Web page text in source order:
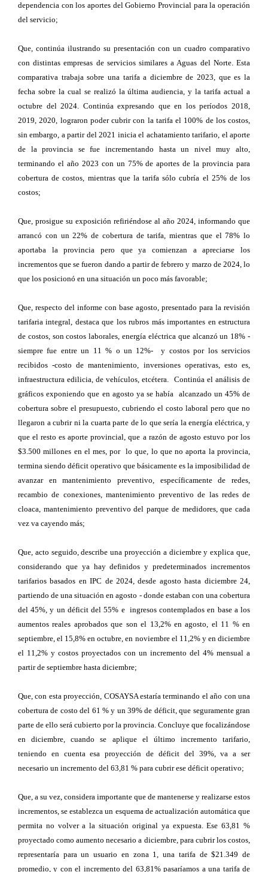
dependencia con los aportes del Gobierno Provincial para la operación
del servicio;
Que, continúa ilustrando su presentación con un cuadro comparativo
con distintas empresas de servicios similares a Aguas del Norte. Esta
comparativa trabaja sobre una tarifa a diciembre de 2023, que es la
fecha sobre la cual se realizó la última audiencia, y la tarifa actual a
octubre del 2024. Continúa expresando que en los períodos 2018,
2019, 2020, lograron poder cubrir con la tarifa el 100% de los costos,
sin embargo, a partir del 2021 inicia el achatamiento tarifario, el aporte
de la provincia se fue incrementando hasta un nivel muy alto,
terminando el año 2023 con un 75% de aportes de la provincia para
cobertura de costos, mientras que la tarifa sólo cubría el 25% de los
costos;
Que, prosigue su exposición refiriéndose al año 2024, informando que
arrancó con un 22% de cobertura de tarifa, mientras que el 78% lo
aportaba la provincia pero que ya comienzan a apreciarse los
incrementos que se fueron dando a partir de febrero y marzo de 2024, lo
que los posicionó en una situación un poco más favorable;
Que, respecto del informe con base agosto, presentado para la revisión
tarifaria integral, destaca que los rubros más importantes en estructura
de costos, son costos laborales, energía eléctrica que alcanzó un 18% -
siempre fue entre un 11 % o un 12%- y costos por los servicios
recibidos -costo de mantenimiento, inversiones operativas, esto es,
infraestructura edilicia, de vehículos, etcétera. Continúa el análisis de
gráficos exponiendo que en agosto ya se había alcanzado un 45% de
cobertura sobre el presupuesto, cubriendo el costo laboral pero que no
llegaron a cubrir ni la cuarta parte de lo que sería la energía eléctrica, y
que el resto es aporte provincial, que a razón de agosto estuvo por los
$3.500 millones en el mes, por lo que, lo que no aporta la provincia,
termina siendo déficit operativo que básicamente es la imposibilidad de
avanzar en mantenimiento preventivo, específicamente de redes,
recambio de conexiones, mantenimiento preventivo de las redes de
cloaca, mantenimiento preventivo del parque de medidores, que cada
vez va cayendo más;
Que, acto seguido, describe una proyección a diciembre y explica que,
considerando que ya hay definidos y predeterminados incrementos
tarifarios basados en IPC de 2024, desde agosto hasta diciembre 24,
partiendo de una situación en agosto - donde estaban con una cobertura
del 45%, y un déficit del 55% e ingresos contemplados en base a los
aumentos reales aprobados que son el 13,2% en agosto, el 11 % en
septiembre, el 15,8% en octubre, en noviembre el 11,2% y en diciembre
el 11,2% y costos proyectados con un incremento del 4% mensual a
partir de septiembre hasta diciembre;
Que, con esta proyección, COSAYSA estaría terminando el año con una
cobertura de costo del 61 % y un 39% de déficit, que seguramente gran
parte de ello será cubierto por la provincia. Concluye que focalizándose
en diciembre, cuando se aplique el último incremento tarifario,
teniendo en cuenta esa proyección de déficit del 39%, va a ser
necesario un incremento del 63,81 % para cubrir ese déficit operativo;
Que, a su vez, considera importante que de mantenerse y realizarse estos
incrementos, se establezca un esquema de actualización automática que
permita no volver a la situación original ya expuesta. Ese 63,81 %
proyectado como aumento necesario a diciembre, para cubrir los costos,
representaría para un usuario en zona 1, una tarifa de $21.349 de
promedio, y con el incremento del 63,81% pasaríamos a una tarifa de